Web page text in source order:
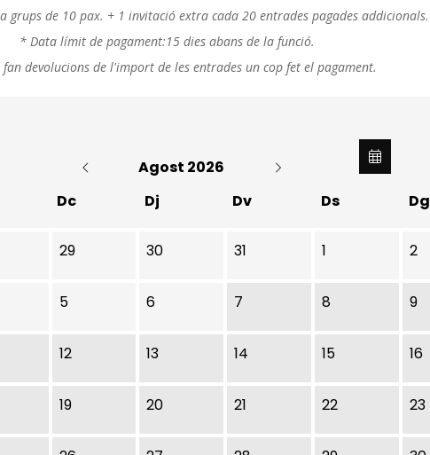
grups de 10 pax. + 1 invitació extra cada 20 entrades pagades addicionals.
* Data límit de pagament:15 dies abans de la funció.
fan devolucions de l'import de les entrades un cop fet el pagament.
Agost 2026
Dc Dj Dv Ds Dg
aquest mes
29 30 31 1 2
5 6 7 8 9
12 13 14 15 16
19 20 21 22 23